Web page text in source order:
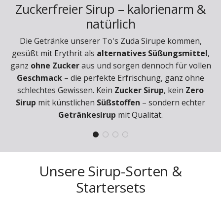
Zuckerfreier Sirup – kalorienarm &
natürlich
Die Getränke unserer To's Zuda Sirupe kommen,
gesüßt mit Erythrit als alternatives Süßungsmittel,
ganz ohne Zuckeraus und sorgen dennoch für vollen
Geschmack – die perfekte Erfrischung, ganz ohne
schlechtes Gewissen. Kein Zucker Sirup, kein Zero
Sirup mit künstlichen Süßstoffen – sondern echter
Getränkesirup mit Qualität.
Unsere Sirup-Sorten &
Startersets